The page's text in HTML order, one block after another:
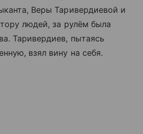
Веры Таривердиевой и
людей, за рулём была
Таривердиев, пытаясь
взял вину на себя.